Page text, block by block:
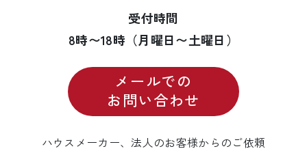
受付時間
8時〜18時（月曜日〜土曜日）
メールでの
お問い合わせ
ハウスメーカー、法人のお客様からのご依頼